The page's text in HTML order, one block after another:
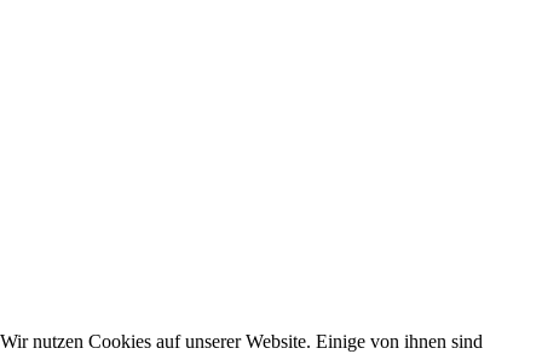
Wir nutzen Cookies auf unserer Website. Einige von ihnen sind